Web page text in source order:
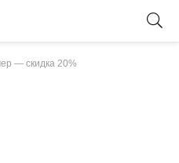
— скидка 20%